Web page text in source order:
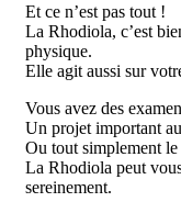
Et ce n’est pas tout !
La Rhodiola, c’est
physique.
Elle agit aussi sur
Vous avez des
Un projet important
Ou tout simplement le
La Rhodiola peut
sereinement.